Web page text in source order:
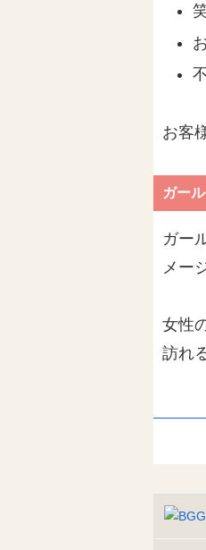
お客
ガー
ガー
メー
女性
訪れ